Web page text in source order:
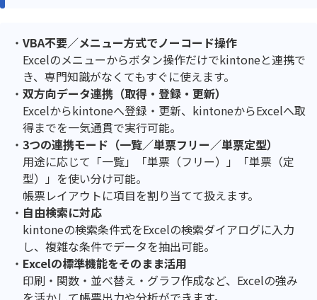
VBA不要／メニュー方式でノーコード操作
Excelのメニューからボタン操作だけでkintoneと連携で
き、専門知識がなくてもすぐに使えます。
双方向データ連携（取得・登録・更新）
Excelからkintoneへ登録・更新、kintoneからExcelへ取
得までを一気通貫で実行可能。
3つの連携モード（一覧／単票フリー／単票定型）
用途に応じて「一覧」「単票（フリー）」「単票（定
型）」を使い分け可能。
帳票レイアウトに項目を割り当てて扱えます。
自由検索に対応
kintoneの検索条件式をExcelの検索ダイアログに入力
し、複雑な条件でデータを抽出可能。
Excelの標準機能をそのまま活用
印刷・関数・並べ替え・グラフ作成など、Excelの強み